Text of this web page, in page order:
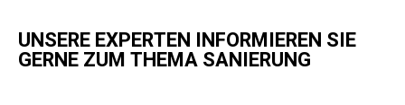
UNSERE EXPERTEN INFORMIEREN SIE
GERNE ZUM THEMA SANIERUNG